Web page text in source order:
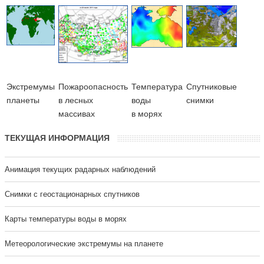
Экстремумы
планеты
Пожароопасность
в лесных
массивах
Температура
воды
в морях
Cпутниковые
снимки
ТЕКУЩАЯ ИНФОРМАЦИЯ
Анимация текущих радарных наблюдений
Cнимки с геостационарных спутников
Карты температуры воды в морях
Метеорологические экстремумы на планете